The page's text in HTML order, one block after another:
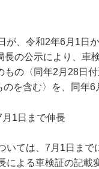
が、令和2年6月1日
の公示により、車
もの〈同年2月28日
を含む〉を、同年6
1日まで伸長
ては、7月1日まで
よる車検証の記載